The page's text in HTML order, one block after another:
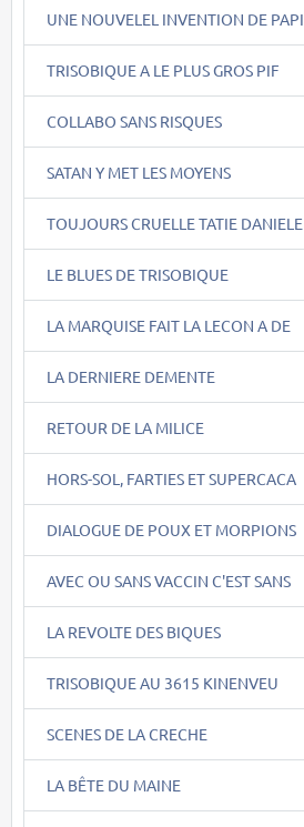
UNE NOUVELEL INVENTION DE PAPI
TRISOBIQUE A LE PLUS GROS PIF
COLLABO SANS RISQUES
SATAN Y MET LES MOYENS
TOUJOURS CRUELLE TATIE DANIELE
LE BLUES DE TRISOBIQUE
LA MARQUISE FAIT LA LECON A DE
LA DERNIERE DEMENTE
RETOUR DE LA MILICE
HORS-SOL, FARTIES ET SUPERCACA
DIALOGUE DE POUX ET MORPIONS
AVEC OU SANS VACCIN C'EST SANS
LA REVOLTE DES BIQUES
TRISOBIQUE AU 3615 KINENVEU
SCENES DE LA CRECHE
LA BÊTE DU MAINE